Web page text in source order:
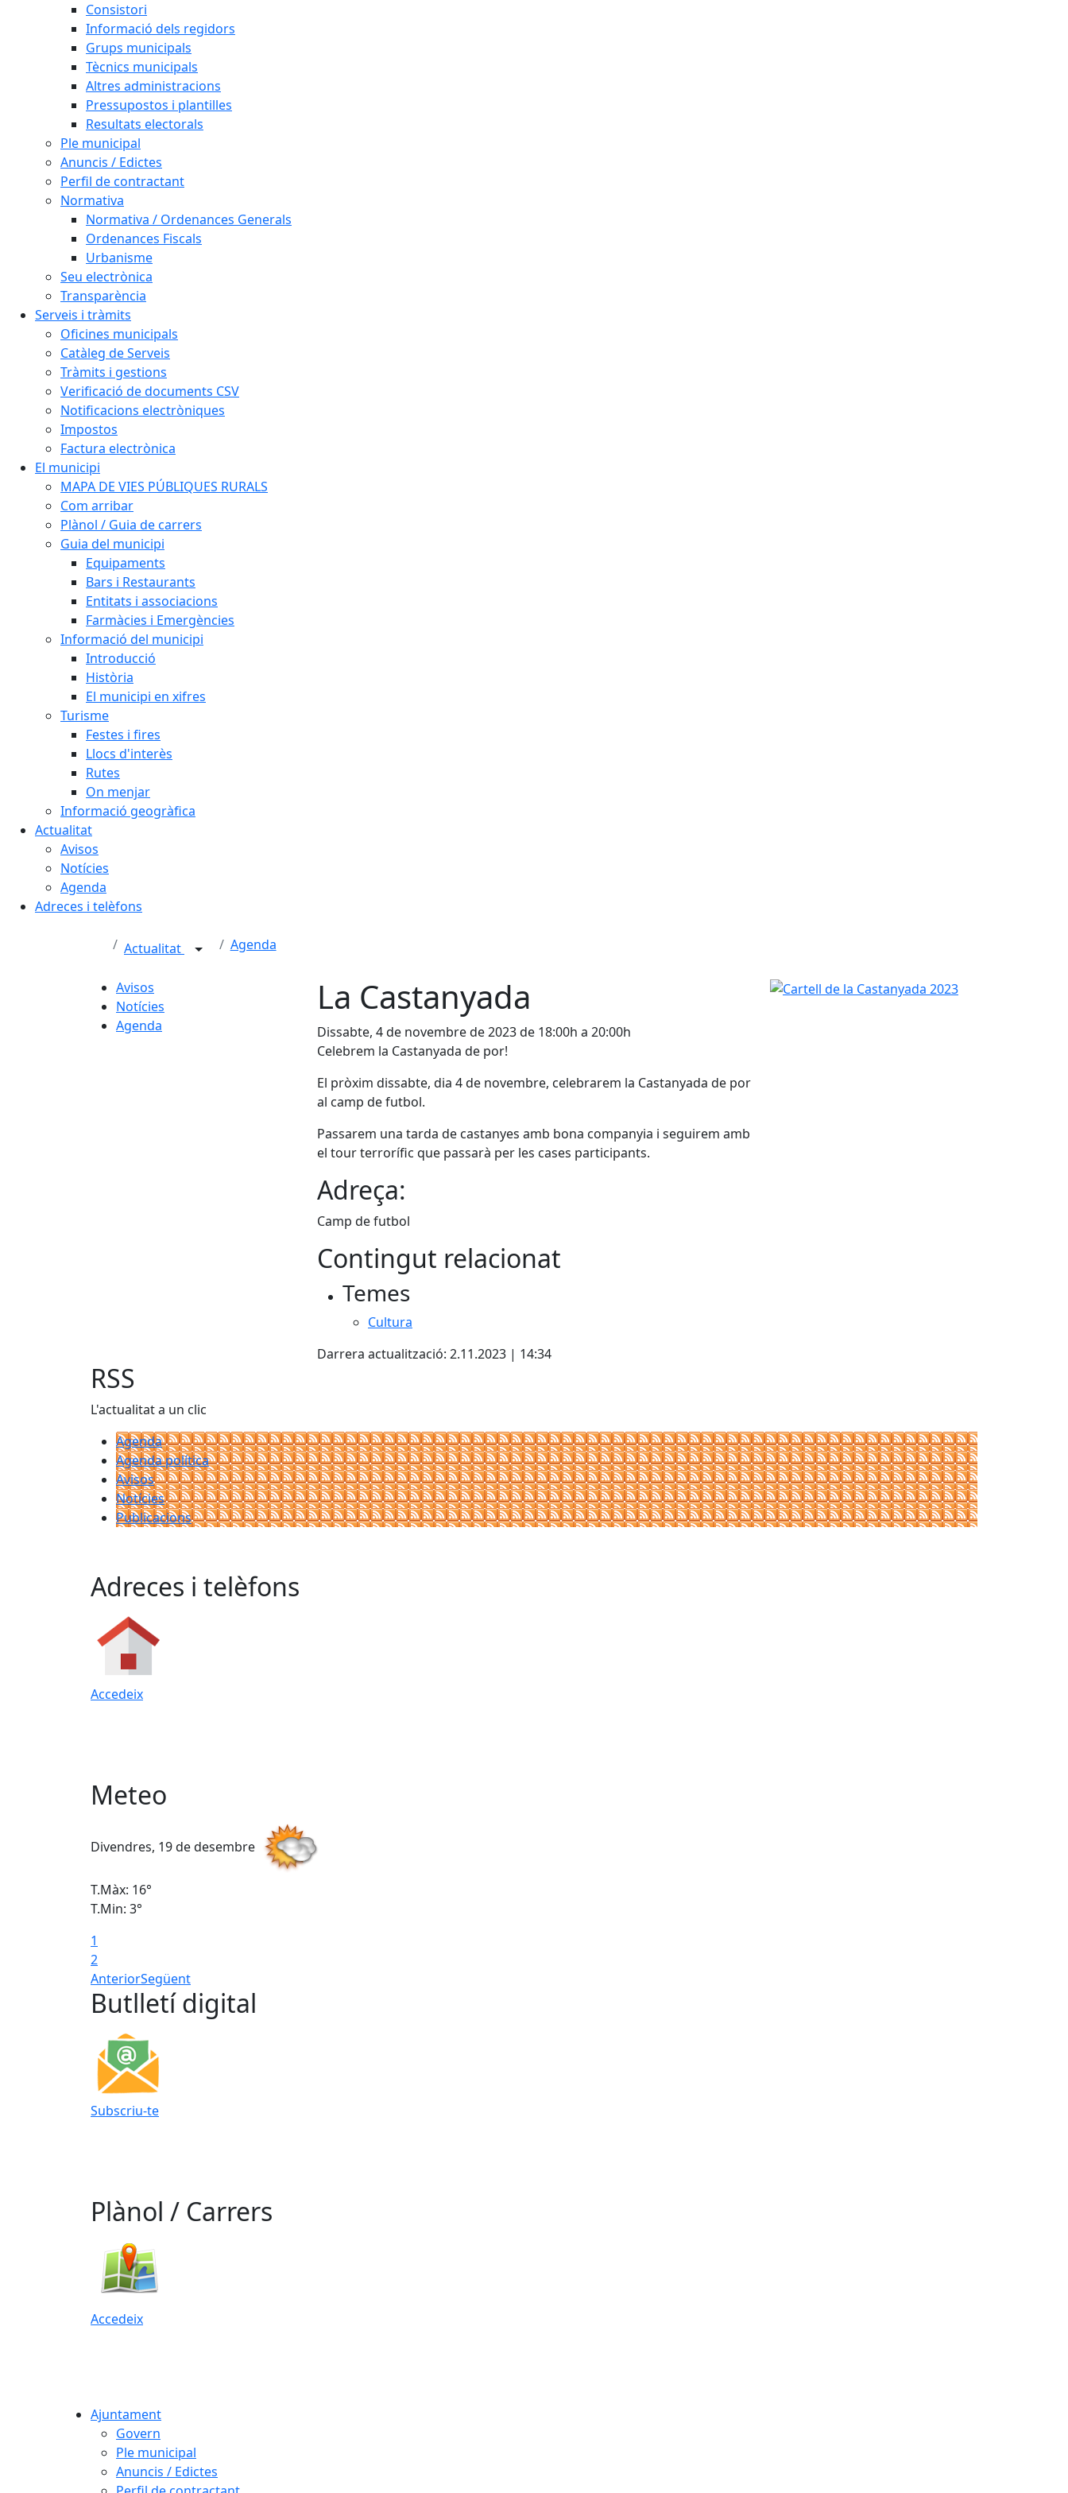
Consistori
Informació dels regidors
Grups municipals
Tècnics municipals
Altres administracions
Pressupostos i plantilles
Resultats electorals
Ple municipal
Anuncis / Edictes
Perfil de contractant
Normativa
Normativa / Ordenances Generals
Ordenances Fiscals
Urbanisme
Seu electrònica
Transparència
Serveis i tràmits
Oficines municipals
Catàleg de Serveis
Tràmits i gestions
Verificació de documents CSV
Notificacions electròniques
Impostos
Factura electrònica
El municipi
MAPA DE VIES PÚBLIQUES RURALS
Com arribar
Plànol / Guia de carrers
Guia del municipi
Equipaments
Bars i Restaurants
Entitats i associacions
Farmàcies i Emergències
Informació del municipi
Introducció
Història
El municipi en xifres
Turisme
Festes i fires
Llocs d'interès
Rutes
On menjar
Informació geogràfica
Actualitat
Avisos
Notícies
Agenda
Adreces i telèfons
Actualitat Agenda
Avisos
Notícies
Agenda
La Castanyada
Dissabte, 4 de novembre de 2023 de 18:00h a 20:00h
Celebrem la Castanyada de por!
El pròxim dissabte, dia 4 de novembre, celebrarem la Castanyada de por
al camp de futbol.
Passarem una tarda de castanyes amb bona companyia i seguirem amb
el tour terrorífic que passarà per les cases participants.
Adreça:
Camp de futbol
Contingut relacionat
Temes
Cultura
Darrera actualització: 2.11.2023 | 14:34
Cartell de la Castanyada 2023
RSS
L'actualitat a un clic
Agenda
Agenda política
Avisos
Notícies
Publicacions
Adreces i telèfons
Accedeix
Meteo
Divendres, 19 de desembre
T.Màx: 16°
T.Min: 3°
1
2
AnteriorSegüent
Butlletí digital
Subscriu-te
Plànol / Carrers
Accedeix
Ajuntament
Govern
Ple municipal
Anuncis / Edictes